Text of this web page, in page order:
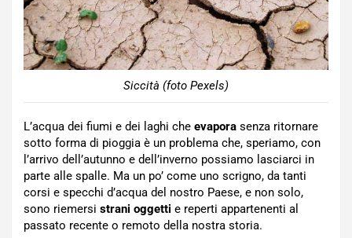
Siccità (foto Pexels)
L’acqua dei fiumi e dei laghi che evapora senza ritornare
sotto forma di pioggia è un problema che, speriamo, con
l’arrivo dell’autunno e dell’inverno possiamo lasciarci in
parte alle spalle. Ma un po’ come uno scrigno, da tanti
corsi e specchi d’acqua del nostro Paese, e non solo,
sono riemersi strani oggetti e reperti appartenenti al
passato recente o remoto della nostra storia.